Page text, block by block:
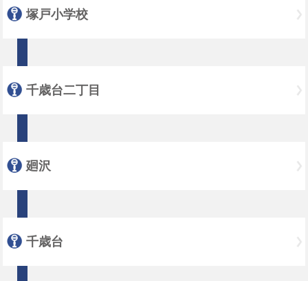
塚戸小学校
千歳台二丁目
廻沢
千歳台